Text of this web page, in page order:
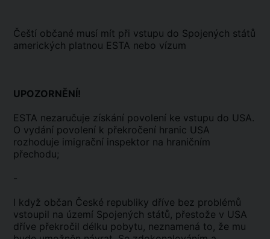
Čeští občané musí mít při vstupu do Spojených států
amerických platnou ESTA nebo vízum
UPOZORNĚNÍ!
ESTA nezaručuje získání povolení ke vstupu do USA.
O vydání povolení k překročení hranic USA
rozhoduje imigrační inspektor na hraničním
přechodu;
-
I když občan České republiky dříve bez problémů
vstoupil na území Spojených států, přestože v USA
dříve překročil délku pobytu, neznamená to, že mu